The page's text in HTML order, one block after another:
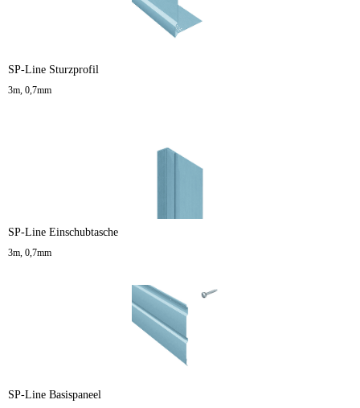
SP-Line Sturzprofil
3m, 0,7mm
SP-Line Einschubtasche
3m, 0,7mm
SP-Line Basispaneel